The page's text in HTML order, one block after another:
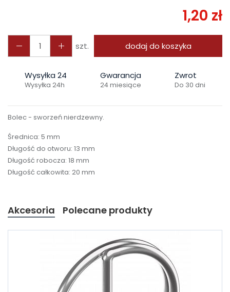
1,20 zł
szt. dodaj do koszyka
Wysyłka 24
Wysyłka 24h
Gwarancja
24 miesiące
Zwrot
Do 30 dni
Bolec - sworzeń nierdzewny.
Średnica: 5 mm
Długość do otworu: 13 mm
Długość robocza: 18 mm
Długość całkowita: 20 mm
Akcesoria Polecane produkty